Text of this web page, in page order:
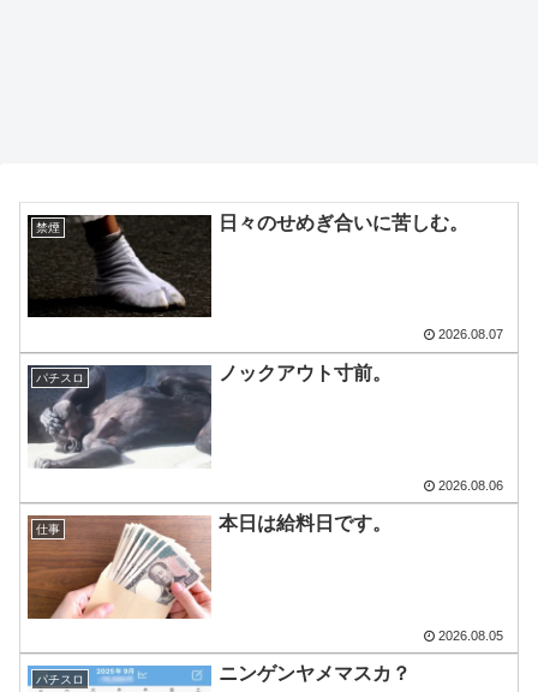
禁煙 日々のせめぎ合いに苦しむ。
2026.08.07
パチスロ ノックアウト寸前。
2026.08.06
仕事 本日は給料日です。
2026.08.05
パチスロ ニンゲンヤメマスカ？